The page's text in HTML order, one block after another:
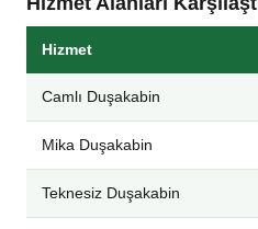
Hizmet
Camlı Duşakabin
Mika Duşakabin
Teknesiz Duşakabin